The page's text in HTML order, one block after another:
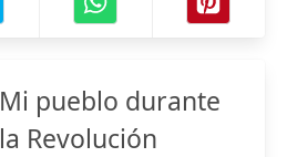
Mi pueblo durante
la Revolución